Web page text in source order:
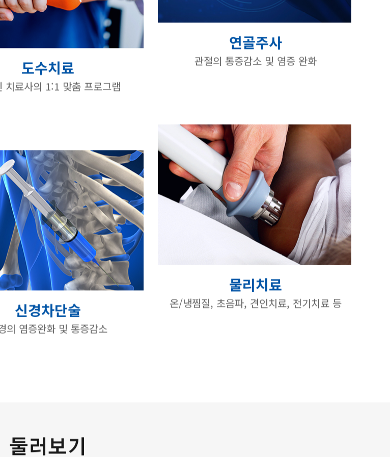
도수치료
치료사의 1:1 맞춤 프로그램
연골주사
관절의 통증감소 및 염증 완화
신경차단술
의 염증완화 및 통증감소
물리치료
온/냉찜질, 초음파, 견인치료, 전기치료 등
둘러보기